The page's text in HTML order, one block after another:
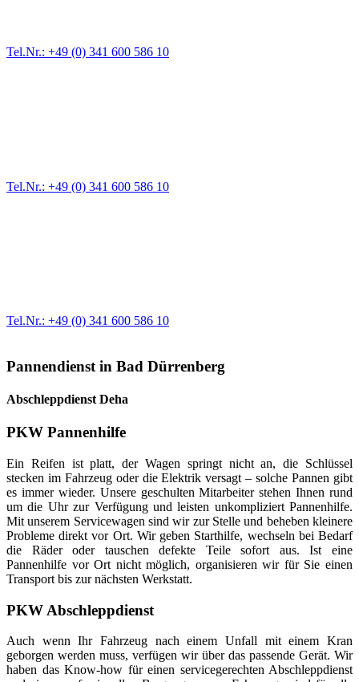
Tel.Nr.: +49 (0) 341 600 586 10
Tel.Nr.: +49 (0) 341 600 586 10
Tel.Nr.: +49 (0) 341 600 586 10
Pannendienst in Bad Dürrenberg
Abschleppdienst Deha
PKW Pannenhilfe
Ein Reifen ist platt, der Wagen springt nicht an, die Schlüssel
stecken im Fahrzeug oder die Elektrik versagt – solche Pannen gibt
es immer wieder. Unsere geschulten Mitarbeiter stehen Ihnen rund
um die Uhr zur Verfügung und leisten unkompliziert Pannenhilfe.
Mit unserem Servicewagen sind wir zur Stelle und beheben kleinere
Probleme direkt vor Ort. Wir geben Starthilfe, wechseln bei Bedarf
die Räder oder tauschen defekte Teile sofort aus. Ist eine
Pannenhilfe vor Ort nicht möglich, organisieren wir für Sie einen
Transport bis zur nächsten Werkstatt.
PKW Abschleppdienst
Auch wenn Ihr Fahrzeug nach einem Unfall mit einem Kran
geborgen werden muss, verfügen wir über das passende Gerät. Wir
haben das Know-how für einen servicegerechten Abschleppdienst